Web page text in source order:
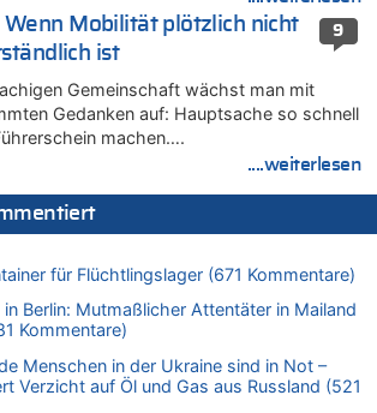
von Dax zu
Rheins in NRW so niedrig wie noch nie
und die Frage: Wer steckt hinter den
War es Russland?
War es Russland?
von Peter G zu
Aachener Bankraub: 70-Jähriger gefasst
und die Frage: Wer steckt hinter den
War es Russland?
von Dax zu
Rheins in NRW so niedrig wie noch nie
9
Wenn Mobilität plötzlich nicht
ist
Gemeinschaft wächst man mit
Gedanken auf: Hauptsache so schnell
machen….
....weiterlesen
für Flüchtlingslager (671 Kommentare)
Berlin: Mutmaßlicher Attentäter in Mailand
Kommentare)
Menschen in der Ukraine sind in Not –
Verzicht auf Öl und Gas aus Russland (521